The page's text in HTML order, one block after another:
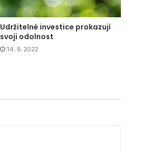
Udržitelné investice prokazují
svoji odolnost
14. 9. 2022